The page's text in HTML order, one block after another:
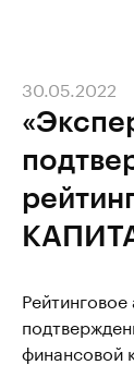
30.05.2022